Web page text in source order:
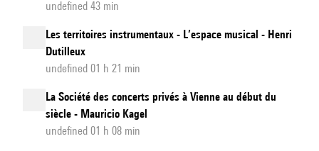
undefined 43 min
Les territoires instrumentaux - L’espace musical - Henri
Dutilleux
undefined 01 h 21 min
La Société des concerts privés à Vienne au début du
siècle - Mauricio Kagel
undefined 01 h 08 min